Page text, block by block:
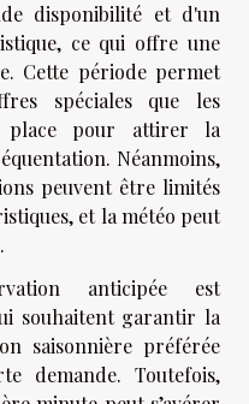
disponibilité et d'un
ce qui offre une
Cette période permet
spéciales que les
place pour attirer la
Néanmoins,
peuvent être limités
et la météo peut
anticipée est
souhaitent garantir la
saisonnière préférée
demande. Toutefois,